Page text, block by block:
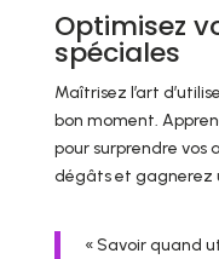
Optimisez
spéciales
Maîtrisez l’art
bon moment.
pour surprendre vos
dégâts et gagnerez
« Savoir quand